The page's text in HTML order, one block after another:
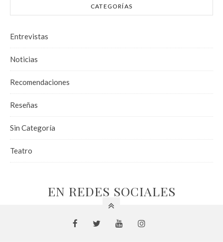
CATEGORÍAS
Entrevistas
Noticias
Recomendaciones
Reseñas
Sin Categoría
Teatro
EN REDES SOCIALES